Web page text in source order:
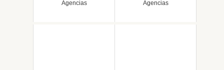
Agencias
Agencias